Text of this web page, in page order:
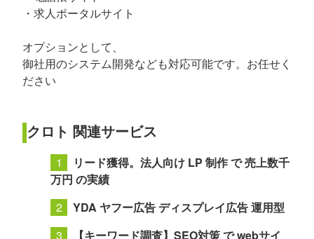
・求人ポータルサイト
オプションとして、
御社用のシステム開発なども対応可能です。お任せく
ださい
クロト 関連サービス
リード獲得。法人向け LP 制作 で 売上数千
万円 の実績
YDA ヤフー広告 ディスプレイ広告 運用型
【キーワード調査】SEO対策 で webサイ